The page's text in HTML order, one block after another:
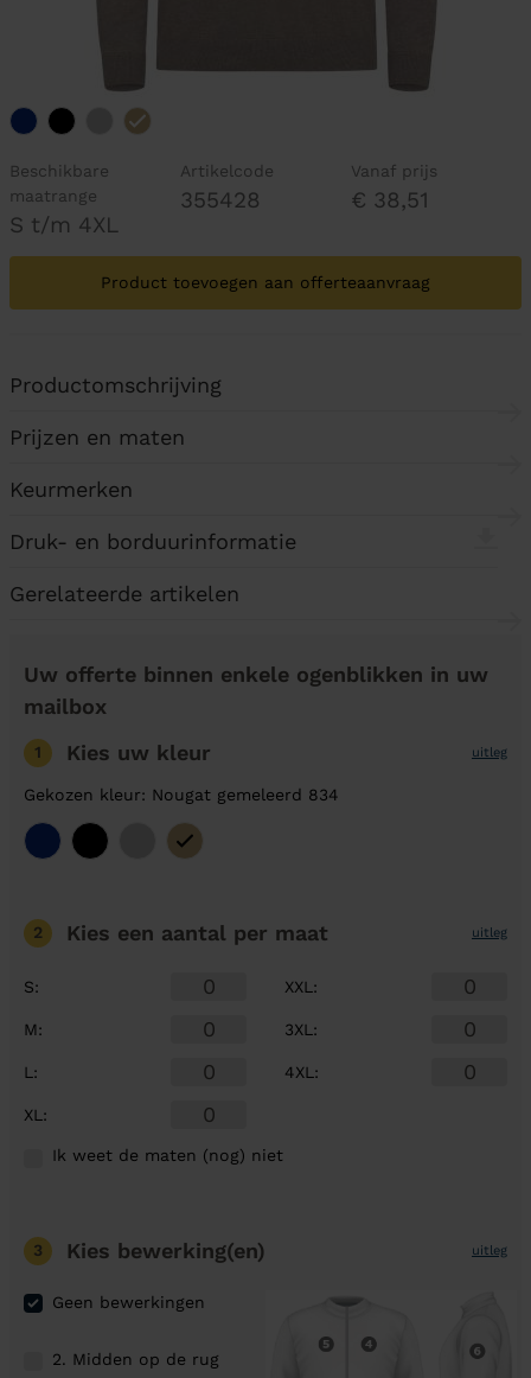
Beschikbare
maatrange
S t/m 4XL
Artikelcode
355428
Vanaf prijs
€ 38,51
Product toevoegen aan offerteaanvraag
Productomschrijving
Prijzen en maten
Keurmerken
Druk- en borduurinformatie
Gerelateerde artikelen
Uw offerte binnen enkele ogenblikken in uw
mailbox
1 Kies uw kleur uitleg
Gekozen kleur: Nougat gemeleerd 834
2 Kies een aantal per maat uitleg
S:
M:
L :
XL :
XXL :
3XL :
4XL :
Ik weet de maten (nog) niet
3 Kies bewerking(en) uitleg
Geen bewerkingen
2. Midden op de rug